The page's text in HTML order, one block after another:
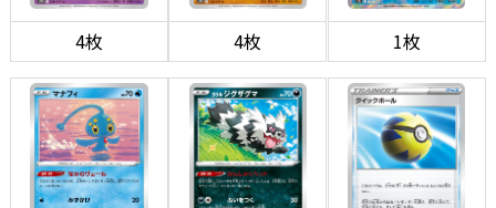
4枚 4枚 1枚